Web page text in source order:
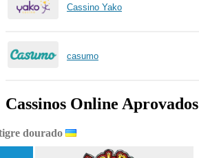
Cassino Yako
casumo
Cassinos Online Aprovados
dourado